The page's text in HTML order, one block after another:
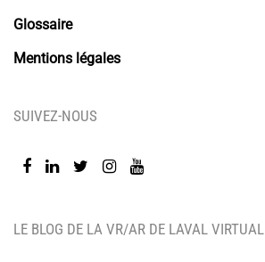
LE BLOG DE LA VR/AR DE LAVAL VIRTUAL
Glossaire
Mentions légales
SUIVEZ-NOUS